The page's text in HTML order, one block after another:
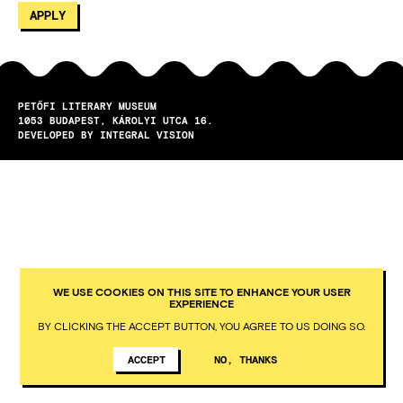
PETŐFI LITERARY MUSEUM
1053
BUDAPEST
KÁROLYI UTCA 16.
DEVELOPED BY INTEGRAL VISION
WE USE COOKIES ON THIS SITE TO ENHANCE YOUR USER
EXPERIENCE
BY CLICKING THE ACCEPT BUTTON, YOU AGREE TO US DOING SO.
ACCEPT NO, THANKS